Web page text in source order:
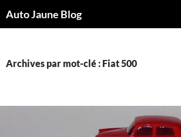
Auto Jaune Blog
Archives par mot-clé : Fiat 500